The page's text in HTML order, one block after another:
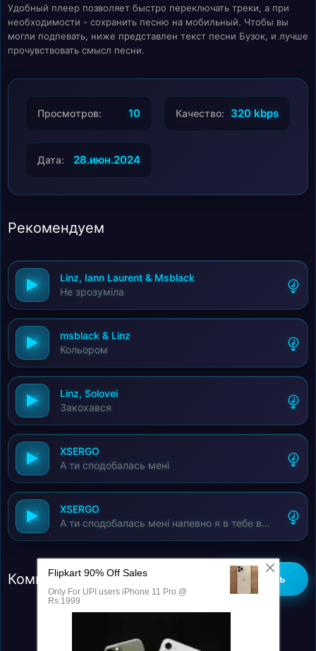
Удобный плеер позволяет быстро переключать треки, а при
необходимости - сохранить песню на мобильный. Чтобы вы
могли подпевать, ниже представлен текст песни Бузок, и лучше
прочувствовать смысл песни.
Просмотров: 10 Качество: 320 kbps
Дата: 28.июн.2024
Рекомендуем
Linz, Iann Laurent & Msblack
Не зрозуміла
msblack & Linz
Кольором
Linz, Solovei
Закохався
XSERGO
А ти сподобалась мені
XSERGO
А ти сподобалась мені напевно я в тебе влюбився
Комментарии (0) Добавить